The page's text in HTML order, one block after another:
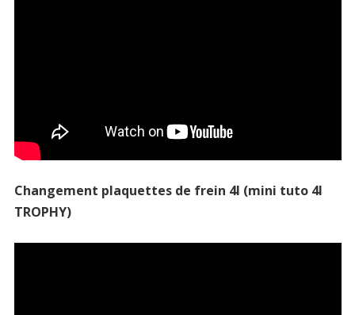
Changement plaquettes de frein 4l (mini tuto 4l
TROPHY)